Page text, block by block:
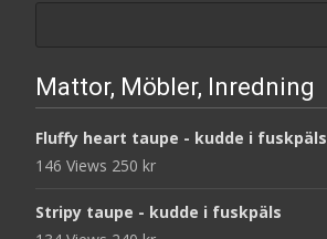
Mattor, Möbler, Inredning
Fluffy heart taupe - kudde i fuskpäls
146 Views 250 kr
Stripy taupe - kudde i fuskpäls